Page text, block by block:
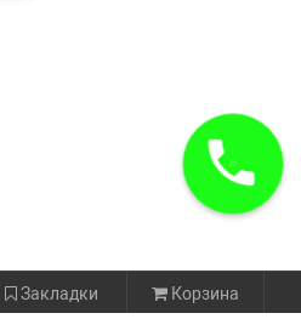
Закладки Корзина